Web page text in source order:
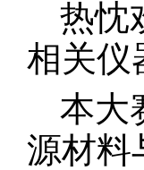
热忱
相关仪
本大
源材料